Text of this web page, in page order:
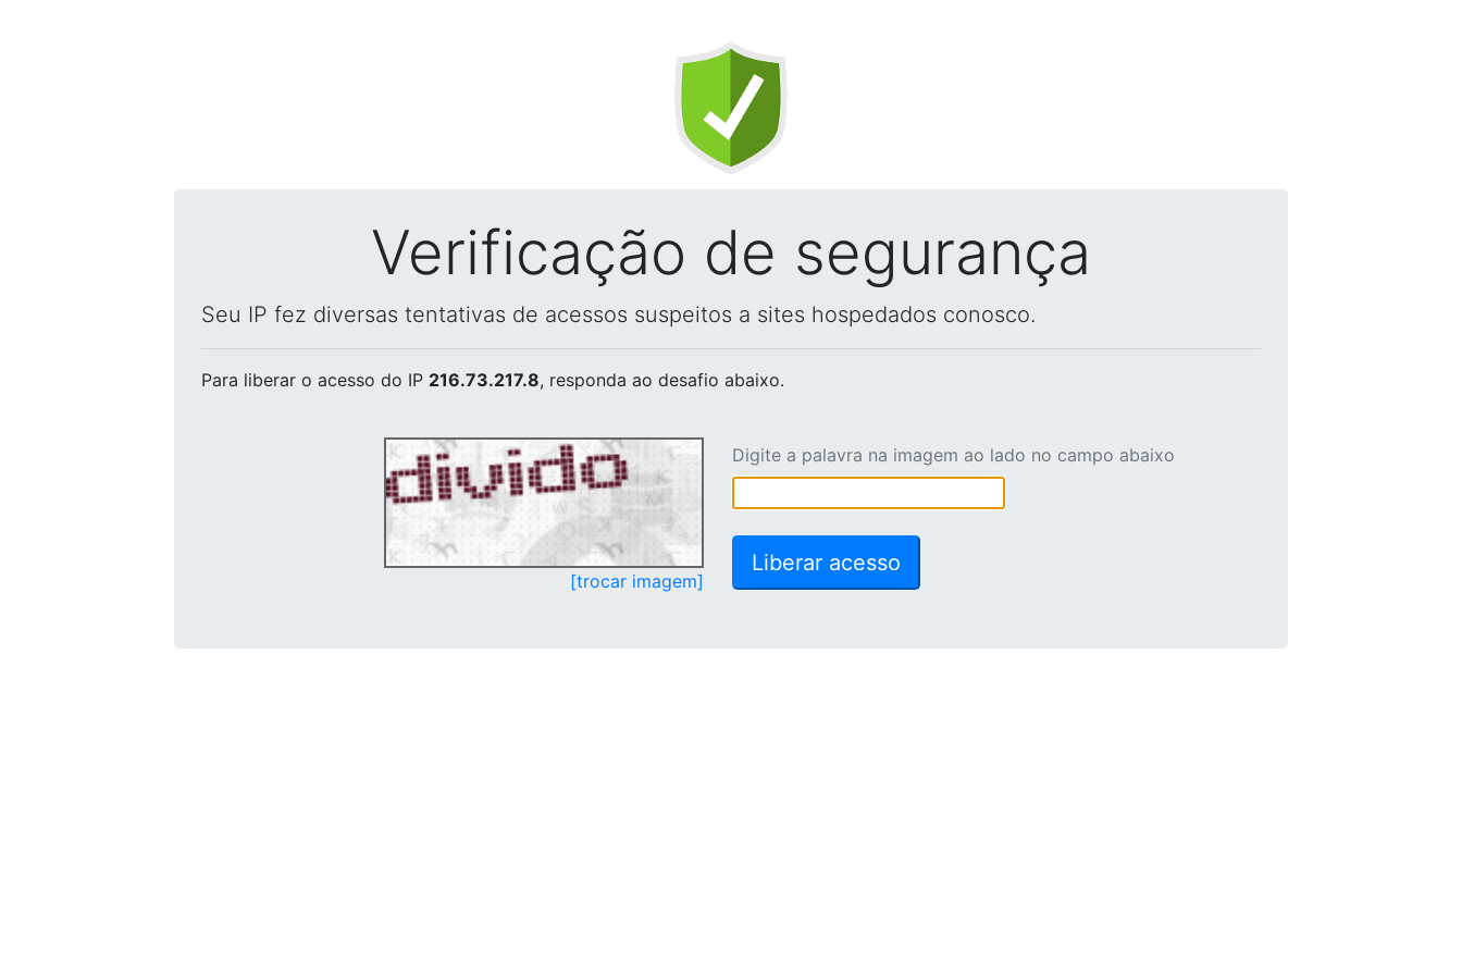
Verificação de segurança
Seu IP fez diversas tentativas de acessos suspeitos a sites hospedados conosco.
Para liberar o acesso do IP 216.73.217.8, responda ao desafio abaixo.
[trocar imagem]
Digite a palavra na imagem ao lado no campo abaixo